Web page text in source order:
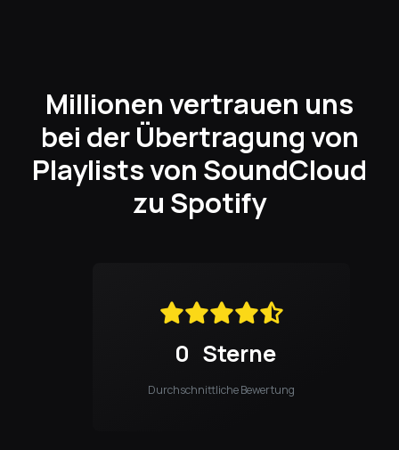
Millionen vertrauen uns
bei der Übertragung von
Playlists von SoundCloud
zu Spotify
0 Sterne
Durchschnittliche Bewertung